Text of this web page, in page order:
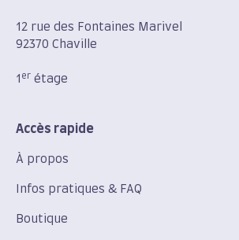
12 rue des Fontaines Marivel
92370 Chaville
1 er étage
Accès rapide
À propos
Infos pratiques & FAQ
Boutique